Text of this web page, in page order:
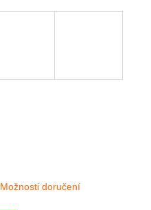
Možnosti doručení